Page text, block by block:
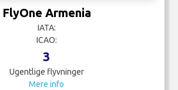
FlyOne Armenia
IATA:
ICAO:
3
Ugentlige flyvninger
Mere info